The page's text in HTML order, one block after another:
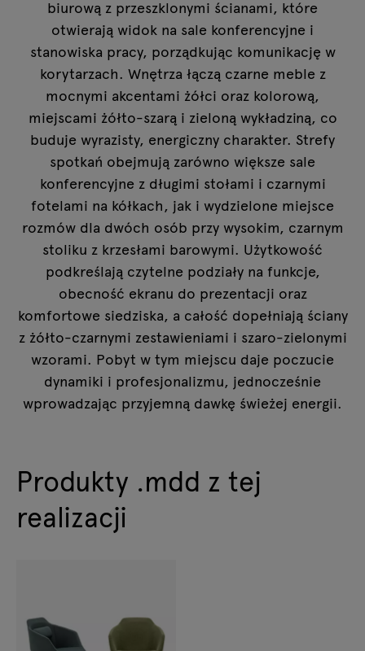
biurową z przeszklonymi ścianami, które
otwierają widok na sale konferencyjne i
stanowiska pracy, porządkując komunikację w
korytarzach. Wnętrza łączą czarne meble z
mocnymi akcentami żółci oraz kolorową,
miejscami żółto-szarą i zieloną wykładziną, co
buduje wyrazisty, energiczny charakter. Strefy
spotkań obejmują zarówno większe sale
konferencyjne z długimi stołami i czarnymi
fotelami na kółkach, jak i wydzielone miejsce
rozmów dla dwóch osób przy wysokim, czarnym
stoliku z krzesłami barowymi. Użytkowość
podkreślają czytelne podziały na funkcje,
obecność ekranu do prezentacji oraz
komfortowe siedziska, a całość dopełniają ściany
z żółto-czarnymi zestawieniami i szaro-zielonymi
wzorami. Pobyt w tym miejscu daje poczucie
dynamiki i profesjonalizmu, jednocześnie
wprowadzając przyjemną dawkę świeżej energii.
Produkty .mdd z tej
realizacji